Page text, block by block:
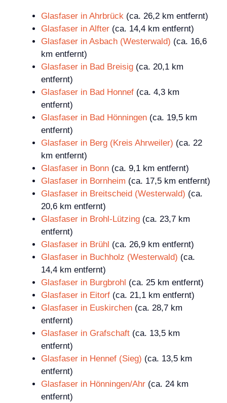
Glasfaser in Ahrbrück (ca. 26,2 km entfernt)
Glasfaser in Alfter (ca. 14,4 km entfernt)
Glasfaser in Asbach (Westerwald) (ca. 16,6
km entfernt)
Glasfaser in Bad Breisig (ca. 20,1 km
entfernt)
Glasfaser in Bad Honnef (ca. 4,3 km
entfernt)
Glasfaser in Bad Hönningen (ca. 19,5 km
entfernt)
Glasfaser in Berg (Kreis Ahrweiler) (ca. 22
km entfernt)
Glasfaser in Bonn (ca. 9,1 km entfernt)
Glasfaser in Bornheim (ca. 17,5 km entfernt)
Glasfaser in Breitscheid (Westerwald) (ca.
20,6 km entfernt)
Glasfaser in Brohl-Lützing (ca. 23,7 km
entfernt)
Glasfaser in Brühl (ca. 26,9 km entfernt)
Glasfaser in Buchholz (Westerwald) (ca.
14,4 km entfernt)
Glasfaser in Burgbrohl (ca. 25 km entfernt)
Glasfaser in Eitorf (ca. 21,1 km entfernt)
Glasfaser in Euskirchen (ca. 28,7 km
entfernt)
Glasfaser in Grafschaft (ca. 13,5 km
entfernt)
Glasfaser in Hennef (Sieg) (ca. 13,5 km
entfernt)
Glasfaser in Hönningen/Ahr (ca. 24 km
entfernt)